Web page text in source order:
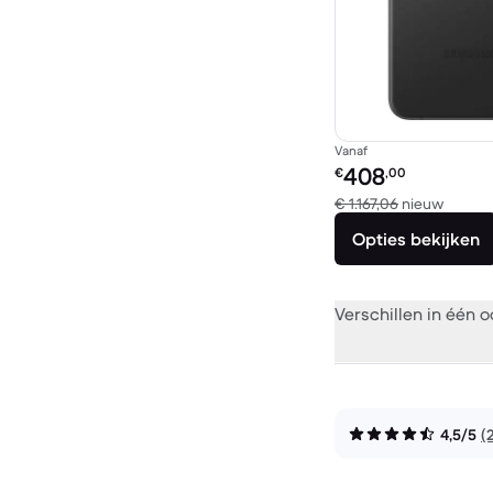
Vanaf
Refurbished prijs:
€408,00
€ 1.167,06 nieuw
Opties bekijken
Verschillen in één
4,5/5